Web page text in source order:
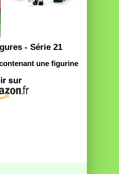
- Série 21
une figurine